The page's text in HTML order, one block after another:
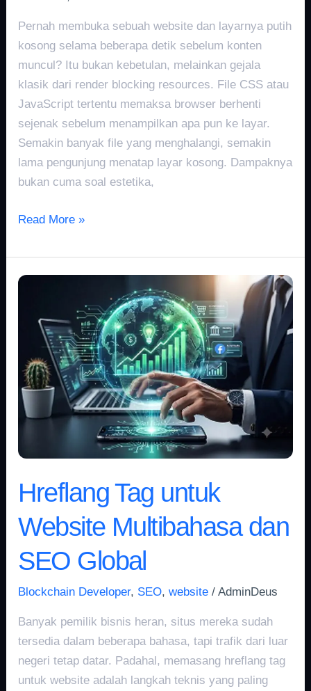
Pernah membuka sebuah website dan layarnya putih
kosong selama beberapa detik sebelum konten
muncul? Itu bukan kebetulan, melainkan gejala
klasik dari render blocking resources. File CSS atau
JavaScript tertentu memaksa browser berhenti
sejenak sebelum menampilkan apa pun ke layar.
Semakin banyak file yang menghalangi, semakin
lama pengunjung menatap layar kosong. Dampaknya
bukan cuma soal estetika,
Read More »
Hreflang Tag untuk
Website Multibahasa dan
SEO Global
Blockchain Developer, SEO,website /AdminDeus
Banyak pemilik bisnis heran, situs mereka sudah
tersedia dalam beberapa bahasa, tapi trafik dari luar
negeri tetap datar. Padahal, memasang hreflang tag
untuk website adalah langkah teknis yang paling
Hreflang
untuk
Website
Multibahasa
dan
SEO
Global